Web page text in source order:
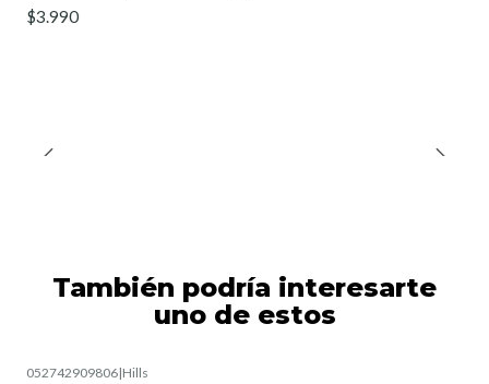
$3.990
También podría interesarte
uno de estos
052742909806|Hills